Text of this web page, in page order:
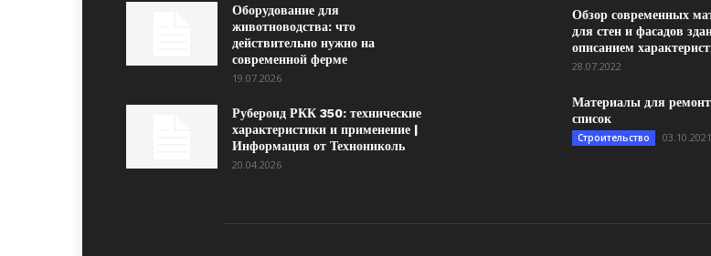
Оборудование для
животноводства: что
действительно нужно на
современной ферме
19.07.2026
Рубероид РКК 350: технические
характеристики и применение |
Информация от Технониколь
20.04.2026
Обзор современных
для стен и фасадов
описанием
28.07.2022
Материалы для
список
Строительство 03.10.2021